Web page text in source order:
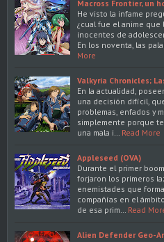
Macross Frontier, un
He visto la infame
¿cual fue el anime que
inocentes de
En los noventa, las
More
Valkyria Chronicles;
En la actualidad,
una decisión difícil,
problemas, enfados y
simplemente porque
una mala i…
Read More
Appleseed (OVA)
Durante el primer
forjaron los primeros
enemistades que
compañías en el
de esa prim…
Read
Alien Defender Geo-